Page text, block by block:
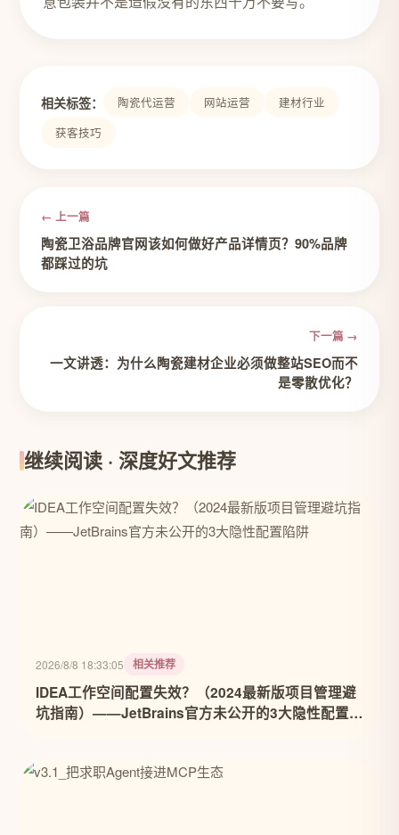
相关标签： 陶瓷代运营 网站运营
建材行业
获客技巧
← 上一篇
陶瓷卫浴品牌官网该如何做好产品详情页？90%品牌
都踩过的坑
下一篇 →
一文讲透：为什么陶瓷建材企业必须做整站SEO而不
是零散优化？
继续阅读 · 深度好文推荐
2026/8/8 18:33:05 相关推荐
IDEA工作空间配置失效？（2024最新版项目管理避
坑指南）——JetBrains官方未公开的3大隐性配置陷